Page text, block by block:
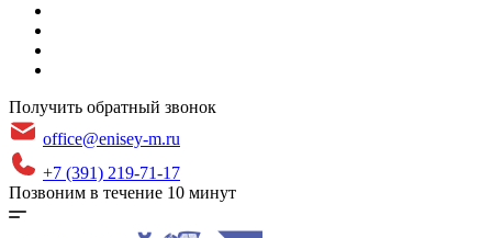
Получить обратный звонок
office@enisey-m.ru
+7 (391) 219-71-17
Позвоним в течение 10 минут